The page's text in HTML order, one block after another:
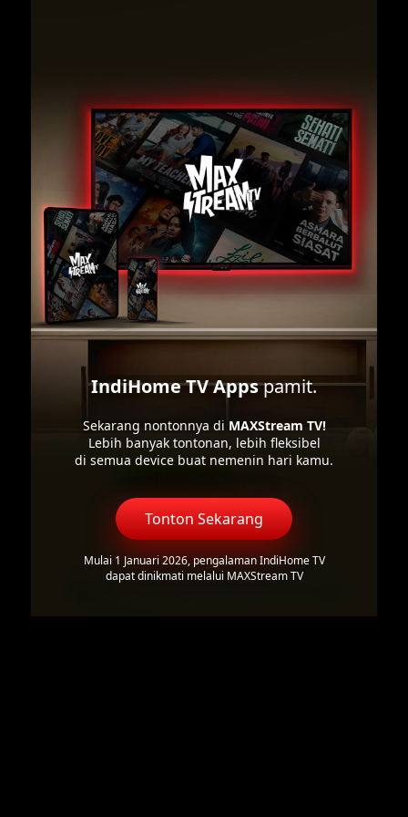
IndiHome TV Appspamit.
Sekarang nontonnya di MAXStream TV!
Lebih banyak tontonan, lebih fleksibel
di semua device buat nemenin hari kamu.
Tonton Sekarang
Mulai 1 Januari 2026, pengalaman IndiHome TV
dapat dinikmati melalui MAXStream TV